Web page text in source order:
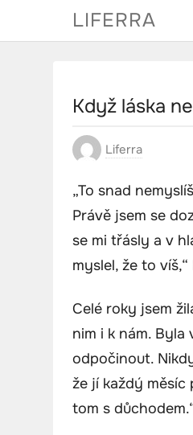
LIFERRA
Když láska
Liferra
„To snad
Právě jsem se
se mi třásly a v
myslel, že to
Celé roky jsem
nim i k nám.
odpočinout.
že jí každý měsíc
tom s